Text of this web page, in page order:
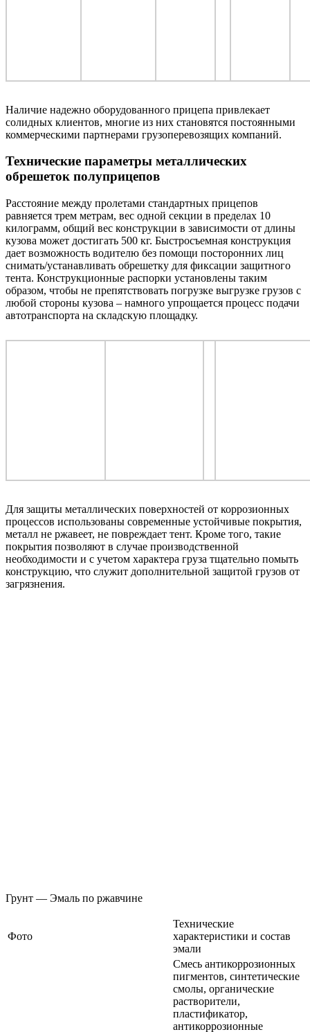
Наличие надежно оборудованного прицепа привлекает
солидных клиентов, многие из них становятся постоянными
коммерческими партнерами грузоперевозящих компаний.
Технические параметры металлических
обрешеток полуприцепов
Расстояние между пролетами стандартных прицепов
равняется трем метрам, вес одной секции в пределах 10
килограмм, общий вес конструкции в зависимости от длины
кузова может достигать 500 кг. Быстросъемная конструкция
дает возможность водителю без помощи посторонних лиц
снимать/устанавливать обрешетку для фиксации защитного
тента. Конструкционные распорки установлены таким
образом, чтобы не препятствовать погрузке выгрузке грузов с
любой стороны кузова – намного упрощается процесс подачи
автотранспорта на складскую площадку.
Для защиты металлических поверхностей от коррозионных
процессов использованы современные устойчивые покрытия,
металл не ржавеет, не повреждает тент. Кроме того, такие
покрытия позволяют в случае производственной
необходимости и с учетом характера груза тщательно помыть
конструкцию, что служит дополнительной защитой грузов от
загрязнения.
Грунт — Эмаль по ржавчине
Фото
Технические
характеристики и состав
эмали
Смесь антикоррозионных
пигментов, синтетические
смолы, органические
растворители,
пластификатор,
антикоррозионные